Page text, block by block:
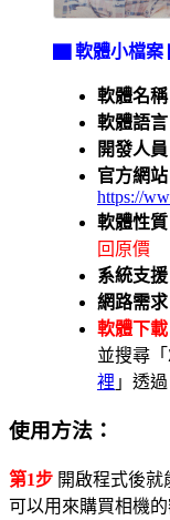
▇ 軟體小檔案
軟體名稱
軟體語言
開發人員
官方網站
https://
軟體性質
回原價
系統支援
網路需求
軟體下載
並搜尋
裡 」透
使用方法：
第1步 開啟程式後就
可以用來購買相機